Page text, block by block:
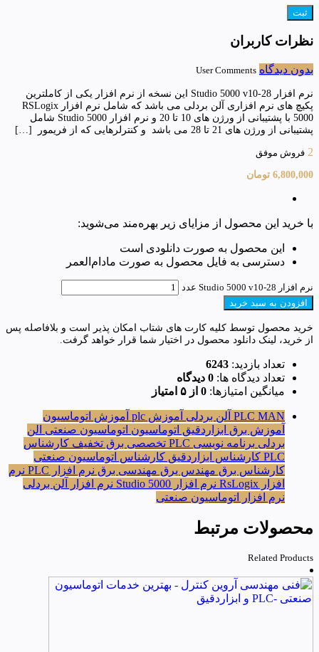
نظرات کاربران
بدون دیدگاه User Comments
نرم افزار Studio 5000 v10-28 این نسخه از نرم افزار یکی از کاملترین
پکیچ های نرم افزاری آلن بردلی می باشد که شامل نرم افزار RSLogix
5000 با پشتیبانی از ورژن های 10 تا 20 و نرم افزار Studio 5000 شامل
پشتیبانی از ورژن های 21 تا 28 می باشد و کنترلرهایی که از فریمور […]
2 فروش موفق
6,800,000 تومان
با خرید این محصول از مزایای زیر بهره‌مند می‌شوید:
این محصول به صورت دانلودی است
دسترسی به فایل محصول به صورت مادام‌العمر
نرم افزار Studio 5000 v10-28 عدد
افزودن به سبد خرید
خرید محصول توسط کلیه کارت های شتاب امکان پذیر است و بلافاصله پس
از خرید، لینک دانلود محصول در اختیار شما قرار خواهد گرفت.
تعداد بازدید: 6243
تعداد دیدگاه ها: 0 دیدگاه
میانگین امتیازها: 0 از ۵ امتیاز
PLC MAN آلن بردلی آموزش plc
آموزش اتوماسیون
آموزش برق ابزاردقیق اتوماسیون اتوماسیون صنعتی الن
بردلی برنامه نویسی PLC تخصصی برق تخفیف کارشناس
PLC کارشناس ابزاردقیق کارشناس اتوماسیون صنعتی
کارشناس برق مهندس یرق مهندسی برق نرم افزار PLC
نرم
افزار RsLogix
نرم افزار Studio 5000
نرم افزار آلن بردلی
نرم افزار اتوماسیون صنعتی
محصولات مرتبط
Related Products